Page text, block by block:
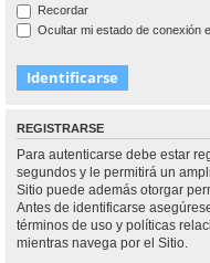
Recordar
Ocultar mi estado de conexión
REGISTRARSE
Para autenticarse debe estar
segundos y le permitirá un
Sitio puede además otorgar
Antes de identificarse
términos de uso y políticas
mientras navega por el Sitio.